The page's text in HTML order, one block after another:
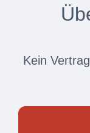
Kein